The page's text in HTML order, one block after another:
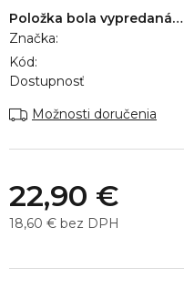
Položka bola vypredaná…
Dostupnosť
Možnosti doručenia
Značka:
Kód:
22,90 €
18,60 € bez DPH